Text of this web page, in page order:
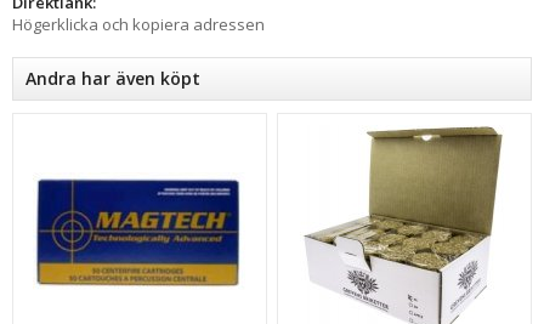
Högerklicka och kopiera adressen
Andra har även köpt